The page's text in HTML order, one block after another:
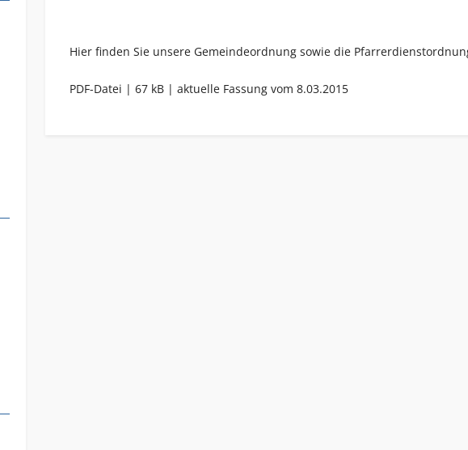
Hier finden Sie unsere Gemeindeordnung sowie die
PDF-Datei | 67 kB | aktuelle Fassung vom 8.03.2015